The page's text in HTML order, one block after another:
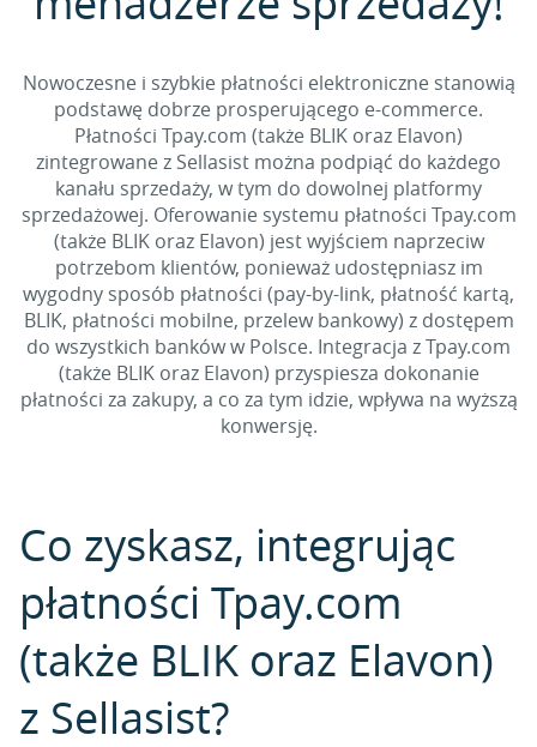
Nowoczesne i szybkie płatności elektroniczne stanowią
podstawę dobrze prosperującego e-commerce.
Płatności Tpay.com (także BLIK oraz Elavon)
zintegrowane z Sellasist można podpiąć do każdego
kanału sprzedaży, w tym do dowolnej platformy
sprzedażowej. Oferowanie systemu płatności Tpay.com
(także BLIK oraz Elavon) jest wyjściem naprzeciw
potrzebom klientów, ponieważ udostępniasz im
wygodny sposób płatności (pay-by-link, płatność kartą,
BLIK, płatności mobilne, przelew bankowy) z dostępem
do wszystkich banków w Polsce. Integracja z Tpay.com
(także BLIK oraz Elavon) przyspiesza dokonanie
płatności za zakupy, a co za tym idzie, wpływa na wyższą
konwersję.
Co zyskasz, integrując
płatności Tpay.com
(także BLIK oraz Elavon)
z Sellasist?